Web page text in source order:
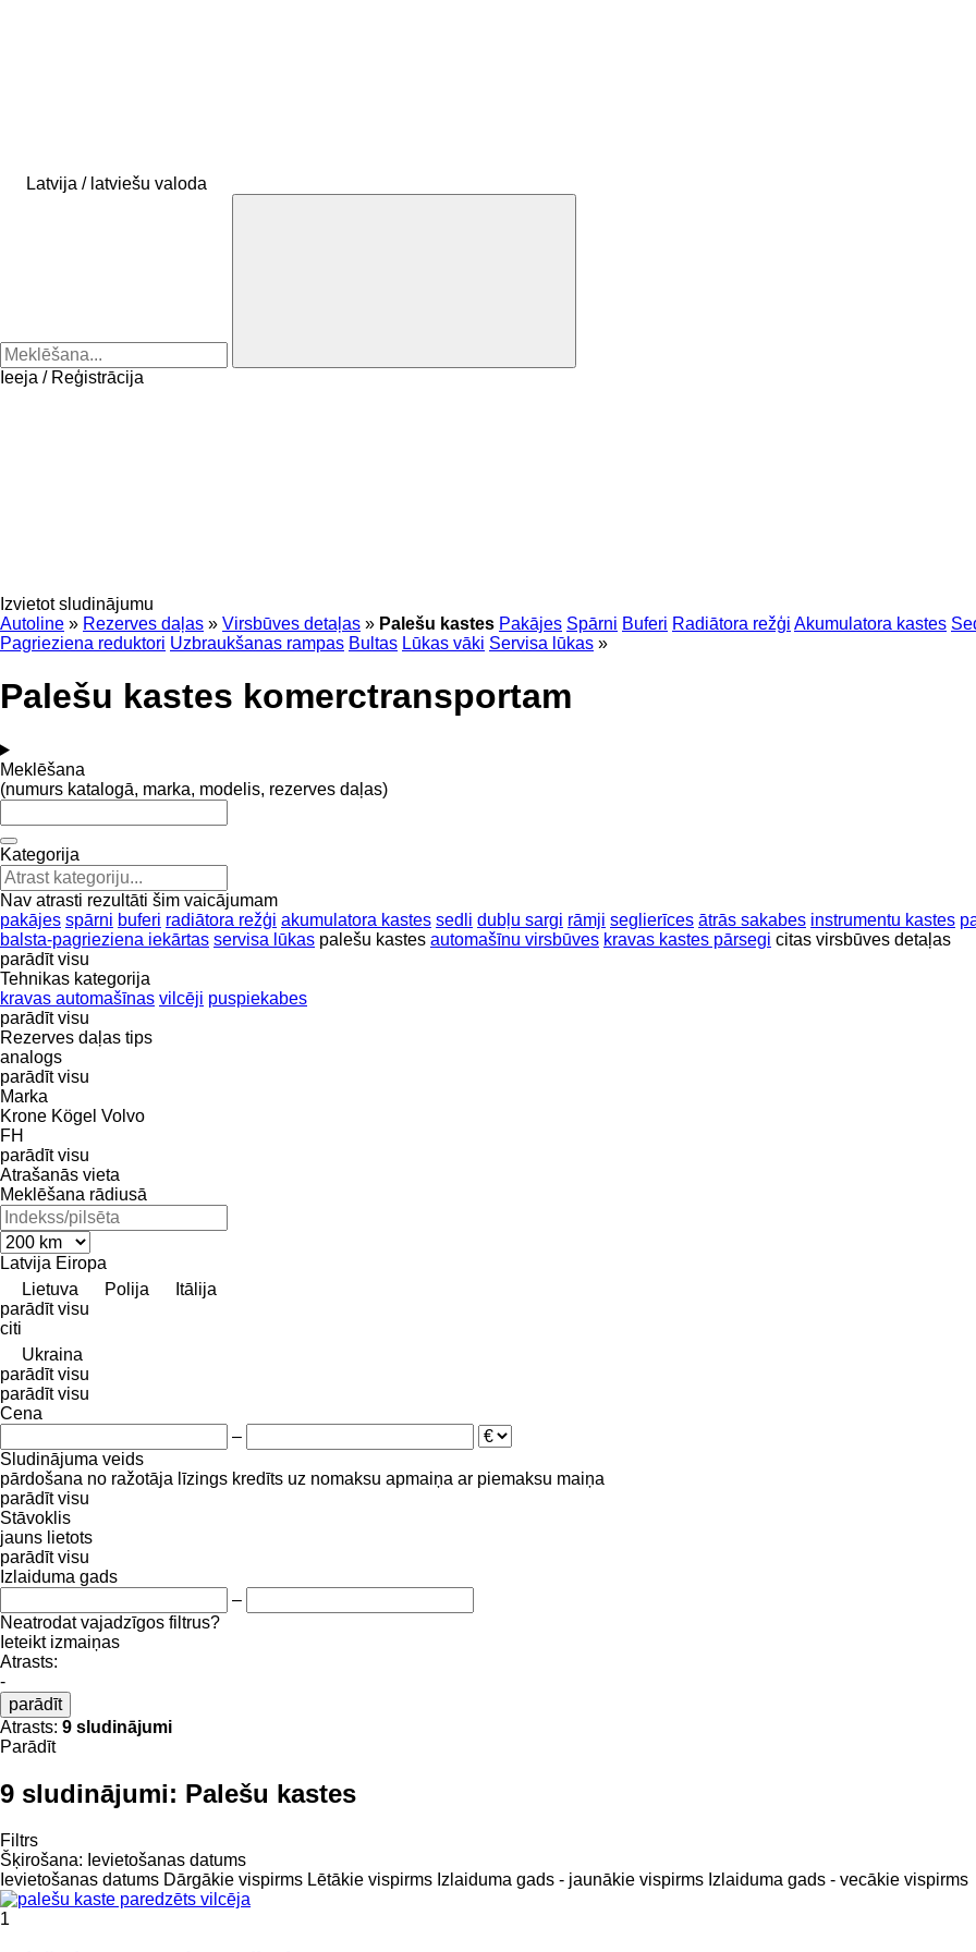
Latvija / latviešu valoda
Ieeja / Reģistrācija
Izvietot sludinājumu
Autoline » Rezerves daļas » Virsbūves detaļas » Palešu kastes Pakājes Spārni Buferi Radiātora režģi Akumulatora kastes
Pagrieziena reduktori Uzbraukšanas rampas Bultas Lūkas vāki Servisa lūkas »
Palešu kastes komerctransportam
Meklēšana
(numurs katalogā, marka, modelis, rezerves daļas)
Kategorija
Nav atrasti rezultāti šim vaicājumam
pakājes spārni buferi radiātora režģi akumulatora kastes sedli dubļu sargi rāmji seglierīces ātrās sakabes instrumentu kastes
balsta-pagrieziena iekārtas servisa lūkas palešu kastes automašīnu virsbūves kravas kastes pārsegi citas virsbūves detaļas
parādīt visu
Tehnikas kategorija
kravas automašīnas vilcēji puspiekabes
parādīt visu
Rezerves daļas tips
analogs
parādīt visu
Marka
Krone Kögel Volvo
FH
parādīt visu
Atrašanās vieta
Meklēšana rādiusā
Latvija Eiropa
Lietuva
Polija
Itālija
parādīt visu
citi
Ukraina
parādīt visu
parādīt visu
Cena
–
Sludinājuma veids
pārdošana no ražotāja līzings kredīts uz nomaksu apmaiņa ar piemaksu maiņa
parādīt visu
Stāvoklis
jauns lietots
parādīt visu
Izlaiduma gads
–
Neatrodat vajadzīgos filtrus?
Ieteikt izmaiņas
Atrasts:
-
parādīt
Atrasts: 9 sludinājumi
Parādīt
9 sludinājumi: Palešu kastes
Filtrs
Šķirošana: Ievietošanas datums
Ievietošanas datums Dārgākie vispirms Lētākie vispirms Izlaiduma gads - jaunākie vispirms Izlaiduma gads - vecākie vispirms
1